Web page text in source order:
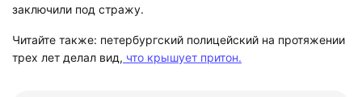
заключили под стражу.
Читайте также: петербургский полицейский на протяжении
трех лет делал вид, что крышует притон.